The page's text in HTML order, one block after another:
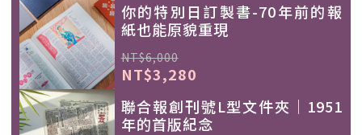
你的特別日訂製書-70年前的報
紙也能原貌重現
NT$6,000
NT$3,280
聯合報創刊號L型文件夾｜1951
年的首版紀念